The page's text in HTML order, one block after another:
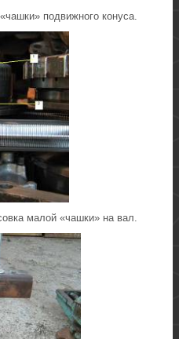
подвижного конуса.
малой «чашки» на вал.